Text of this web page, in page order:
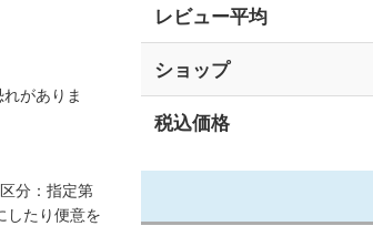
がありま
分：指定第
したり便意を
レビュー平均
ショップ
税込価格